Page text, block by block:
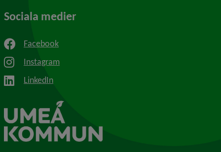
Sociala medier
Facebook
Instagram
LinkedIn